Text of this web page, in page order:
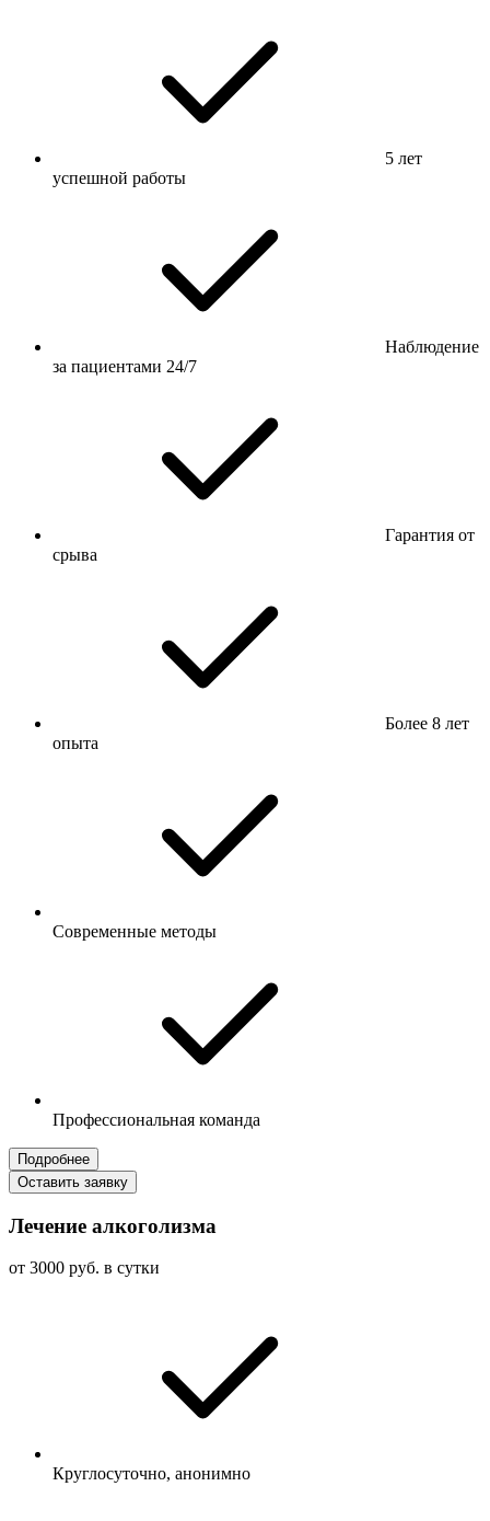
5 лет
успешной работы
Наблюдение
за пациентами 24/7
Гарантия от
срыва
Более 8 лет
опыта
Современные методы
Профессиональная команда
Подробнее
Оставить заявку
Лечение алкоголизма
от 3000 руб. в сутки
Круглосуточно, анонимно